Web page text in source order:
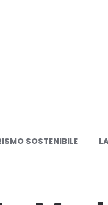
SOSTENIBILE